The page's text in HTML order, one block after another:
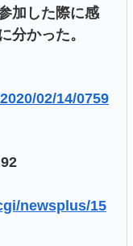
加した際に感
分かった。
02/14/0759
newsplus/15